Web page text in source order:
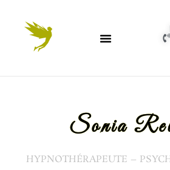
Sonia
HYPNOTHÉRAPEUTE –